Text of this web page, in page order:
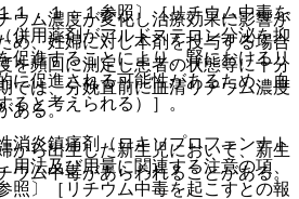
ム濃度が変化し治療効果に影響が
め、妊婦に対し本剤を投与する場合
を頻回に測定し患者の状態等に十分
では、分娩直前に血清リチウム濃度
ある。
から出生した新生児において、新生
ウム中毒があらわれることがある。
１．１．１参照〕［リチウム中毒を
併用薬剤がアルドステロン分泌を抑
促進することにより、腎におけるリ
に促進される可能性があるため、血
ると考えられる）］。
消炎鎮痛剤（ロキソプロフェンナト
用法及び用量に関連する注意の項、
照〕［リチウム中毒を起こすとの報